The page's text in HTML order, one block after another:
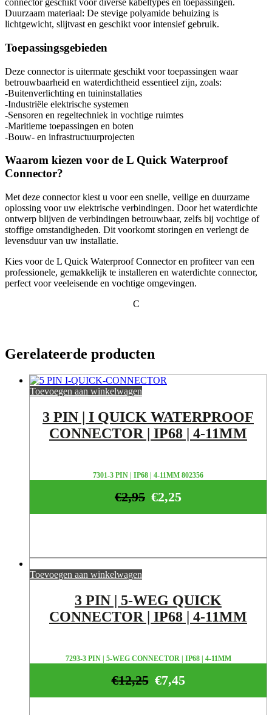
connector geschikt voor diverse kabeltypes en toepassingen.
Duurzaam materiaal: De stevige polyamide behuizing is
lichtgewicht, slijtvast en geschikt voor intensief gebruik.
Toepassingsgebieden
Deze connector is uitermate geschikt voor toepassingen waar
betrouwbaarheid en waterdichtheid essentieel zijn, zoals:
-Buitenverlichting en tuininstallaties
-Industriële elektrische systemen
-Sensoren en regeltechniek in vochtige ruimtes
-Maritieme toepassingen en boten
-Bouw- en infrastructuurprojecten
Waarom kiezen voor de L Quick Waterproof
Connector?
Met deze connector kiest u voor een snelle, veilige en duurzame
oplossing voor uw elektrische verbindingen. Door het waterdichte
ontwerp blijven de verbindingen betrouwbaar, zelfs bij vochtige of
stoffige omstandigheden. Dit voorkomt storingen en verlengt de
levensduur van uw installatie.
Kies voor de L Quick Waterproof Connector en profiteer van een
professionele, gemakkelijk te installeren en waterdichte connector,
perfect voor veeleisende en vochtige omgevingen.
C
Gerelateerde producten
Toevoegen aan winkelwagen
3 PIN | I QUICK WATERPROOF
CONNECTOR | IP68 | 4-11MM
7301-3 PIN | IP68 | 4-11MM 802356
€2,25
€2,95
Toevoegen aan winkelwagen
3 PIN | 5-WEG QUICK
CONNECTOR | IP68 | 4-11MM
7293-3 PIN | 5-WEG CONNECTOR | IP68 | 4-11MM
€7,45
€12,25